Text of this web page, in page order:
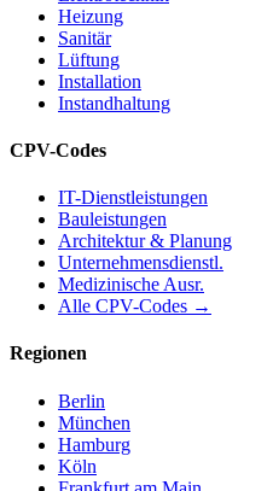
Heizung
Sanitär
Lüftung
Installation
Instandhaltung
CPV-Codes
IT-Dienstleistungen
Bauleistungen
Architektur & Planung
Unternehmensdienstl.
Medizinische Ausr.
Alle CPV-Codes →
Regionen
Berlin
München
Hamburg
Köln